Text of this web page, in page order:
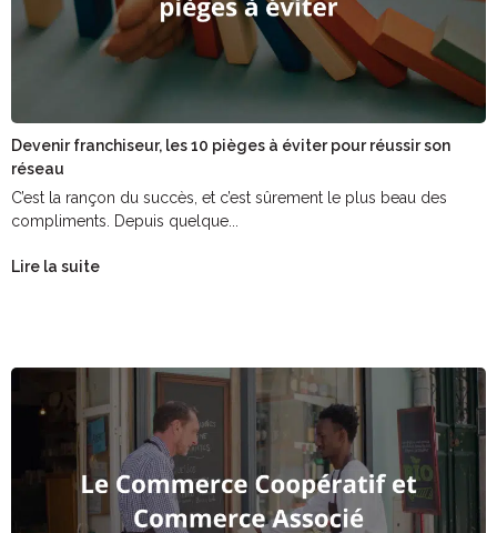
Devenir franchiseur, les 10 pièges à éviter pour réussir son
réseau
C’est la rançon du succès, et c’est sûrement le plus beau des
compliments. Depuis quelque...
Lire la suite